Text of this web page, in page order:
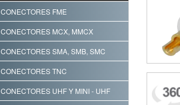
CONECTORES FME
CONECTORES MCX, MMCX
CONECTORES SMA, SMB, SMC
CONECTORES TNC
CONECTORES UHF Y MINI - UHF